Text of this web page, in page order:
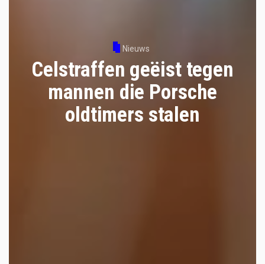
Nieuws
Celstraffen geëist tegen
mannen die Porsche
oldtimers stalen